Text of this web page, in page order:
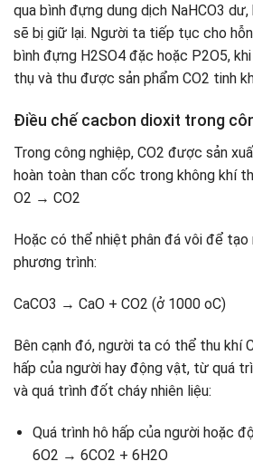
qua bình đựng dung dịch NaHCO3
sẽ bị giữ lại. Người ta tiếp tục cho
bình đựng H2SO4 đặc hoặc P2O5,
thụ và thu được sản phẩm CO2 tinh
Điều chế cacbon dioxit trong
Trong công nghiệp, CO2 được sản
hoàn toàn than cốc trong không khí
O2 → CO2
Hoặc có thể nhiệt phân đá vôi để
phương trình:
CaCO3 → CaO + CO2 (ở 1000 oC)
Bên cạnh đó, người ta có thể thu khí
hấp của người hay động vật, từ quá
và quá trình đốt cháy nhiên liệu:
Quá trình hô hấp của người hoặc
6O2 → 6CO2 + 6H2O